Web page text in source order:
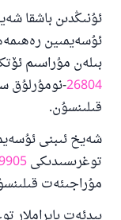
ئۇنىڭدىن باشقا
ئۇسەيمىين
بىلەن مۇراسىم
26804-نومۇرلۇق
قىلىنسۇن.
شەيخ ئىبنى
توغرىسىدىكى
مۇراجىئەت